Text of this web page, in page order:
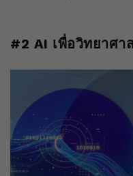
#2 AI เพื่อวิทยาศ